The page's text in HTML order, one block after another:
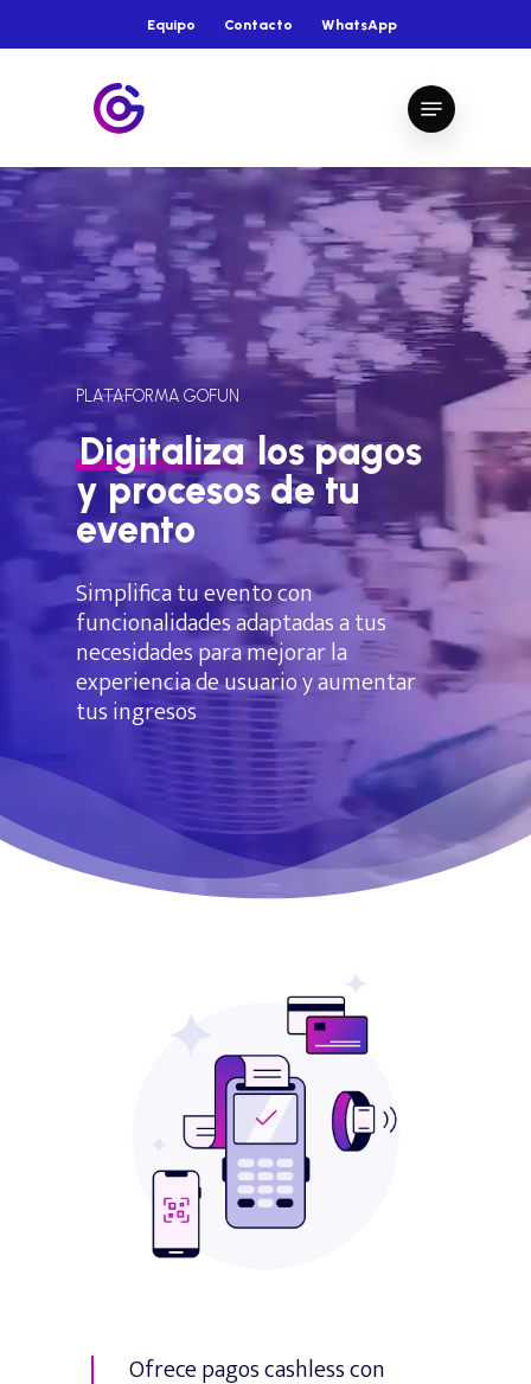
to Equipo Contacto WhatsApp
Menu
PLATAFORMA GOFUN
Digitalizalos pagos
y procesos de tu
evento
Simplificatueventocon
funcionalidadesadaptadasatus
necesidadesparamejorarla
experienciadeusuarioyaumentar
tusingresos
Ofrece pagos cashless con